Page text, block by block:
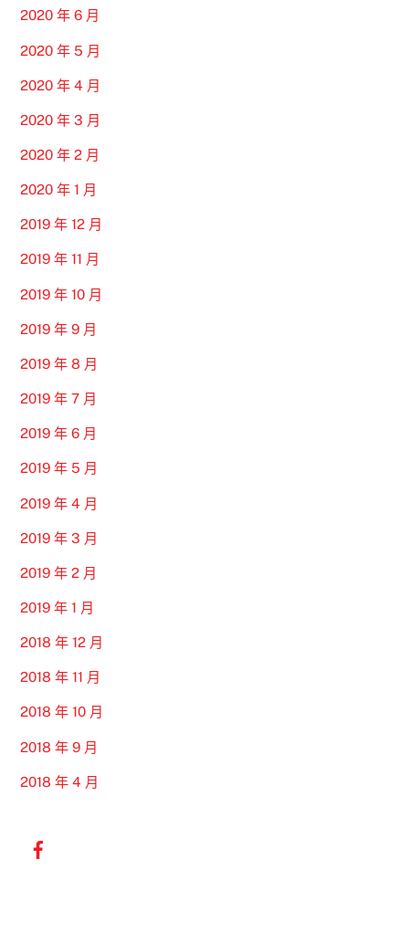
2020 年 6 月
2020 年 5 月
2020 年 4 月
2020 年 3 月
2020 年 2 月
2020 年 1 月
2019 年 12 月
2019 年 11 月
2019 年 10 月
2019 年 9 月
2019 年 8 月
2019 年 7 月
2019 年 6 月
2019 年 5 月
2019 年 4 月
2019 年 3 月
2019 年 2 月
2019 年 1 月
2018 年 12 月
2018 年 11 月
2018 年 10 月
2018 年 9 月
2018 年 4 月